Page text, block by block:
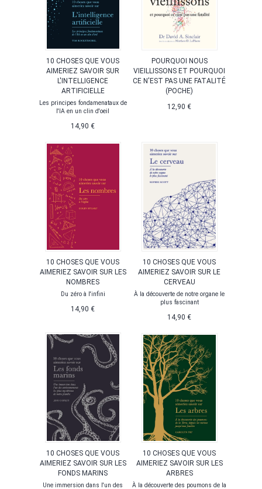
10 CHOSES QUE VOUS
AIMERIEZ SAVOIR SUR
L'INTELLIGENCE
ARTIFICIELLE
Les principes fondamenataux de
l'IA en un clin d'oeil
14,90 €
POURQUOI NOUS
VIEILLISSONS ET POURQUOI
CE N'EST PAS UNE FATALITÉ
(POCHE)
12,90 €
10 CHOSES QUE VOUS
AIMERIEZ SAVOIR SUR LES
NOMBRES
Du zéro à l'infini
14,90 €
10 CHOSES QUE VOUS
AIMERIEZ SAVOIR SUR LE
CERVEAU
À la découverte de notre organe le
plus fascinant
14,90 €
10 CHOSES QUE VOUS
AIMERIEZ SAVOIR SUR LES
FONDS MARINS
Une immersion dans l'un des
10 CHOSES QUE VOUS
AIMERIEZ SAVOIR SUR LES
ARBRES
À la découverte des poumons de la